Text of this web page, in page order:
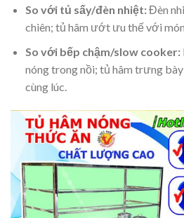
So với tủ sấy/đèn nhiệt:Đèn
chiên; tủ hâm ướt ưu thế với
So với bếp chậm/slow cooker:
nóng trong nồi; tủ hâm trưng
cùng lúc.